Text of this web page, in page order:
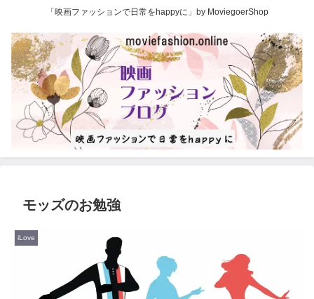
「映画ファッションで日常をhappyに」by MoviegoerShop
モッズのお勉強
iLove